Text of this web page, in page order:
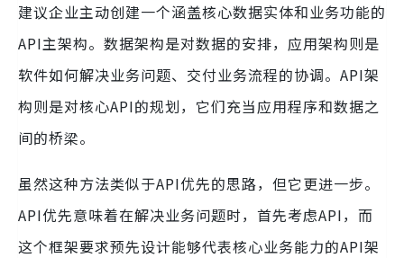
建议企业主动创建一个涵盖核心数据实体和业务功能的
API主架构。数据架构是对数据的安排，应用架构则是
软件如何解决业务问题、交付业务流程的协调。API架
构则是对核心API的规划，它们充当应用程序和数据之
间的桥梁。
虽然这种方法类似于API优先的思路，但它更进一步。
API优先意味着在解决业务问题时，首先考虑API，而
这个框架要求预先设计能够代表核心业务能力的API架